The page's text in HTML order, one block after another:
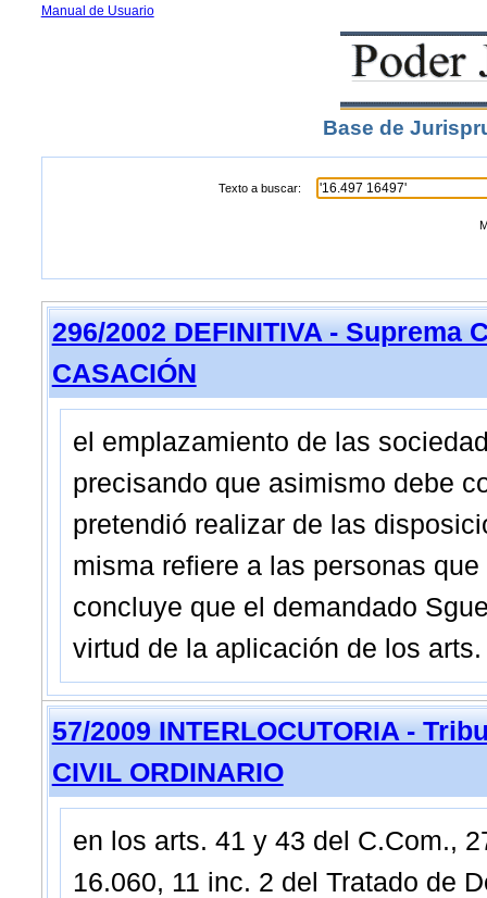
Manual de Usuario
Base de
Texto a buscar:
296/2002 DEFINITIVA - Suprema
CASACIÓN
el emplazamiento de las
precisando que asimismo debe
pretendió realizar de las
misma refiere a las personas
concluye que el demandado
virtud de la aplicación de los
57/2009 INTERLOCUTORIA -
CIVIL ORDINARIO
en los arts. 41 y 43 del C.Com.,
16.060, 11 inc. 2 del Tratado de